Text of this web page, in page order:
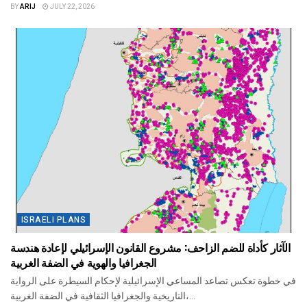
BYARIJ JULY 22, 2026
ISRAELI PLANS
الآثار كأداة للضم الزاحف: مشروع القانون الإسرائيلي لإعادة هندسة
الجغرافيا والهوية في الضفة الغربية
في خطوة تعكس تصاعد المساعي الإسرائيلية لإحكام السيطرة على الرواية
التاريخية والجغرافيا الثقافية في الضفة الغربية،...